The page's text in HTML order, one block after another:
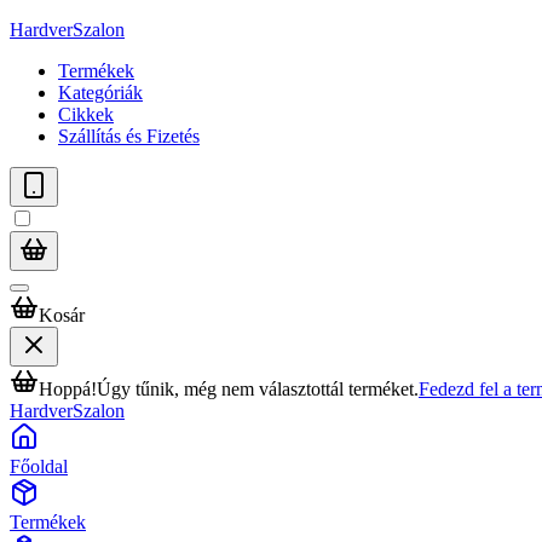
HardverSzalon
Termékek
Kategóriák
Cikkek
Szállítás és Fizetés
Kosár
Hoppá!Úgy tűnik, még nem választottál terméket.Fedezd fel a
HardverSzalon
Főoldal
Termékek